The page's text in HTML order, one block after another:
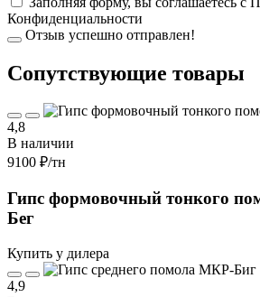
Конфиденциальности
Отзыв успешно отправлен!
Cопутствующие товары
4,8
В наличии
9100 ₽/тн
Гипс формовочный тонкого
Бег
Купить у дилера
4,9